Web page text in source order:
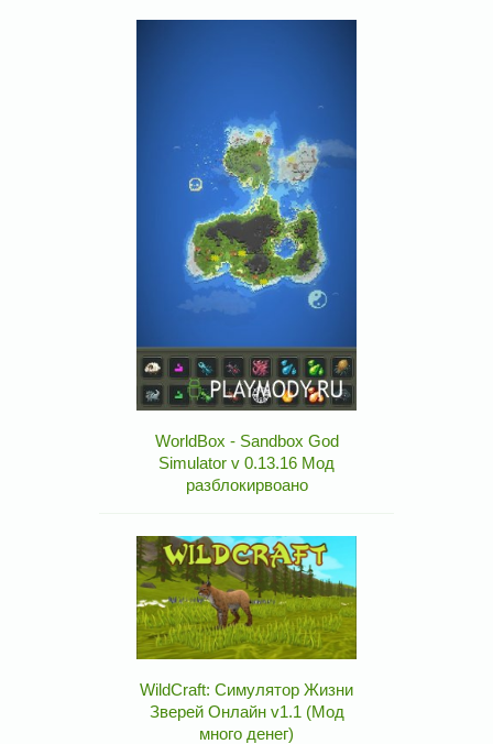
WorldBox - Sandbox God
Simulator v 0.13.16 Мод
разблокирвоано
WildCraft: Симулятор Жизни
Зверей Онлайн v1.1 (Мод
много денег)